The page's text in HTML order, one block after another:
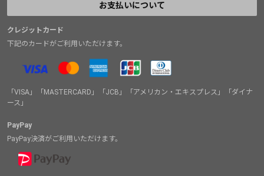
お支払いについて
クレジットカード
下記のカードがご利用いただけます。
「VISA」「MASTERCARD」「JCB」「アメリカン・エキスプレス」「ダイナ
ース」
PayPay
PayPay決済がご利用いただけます。